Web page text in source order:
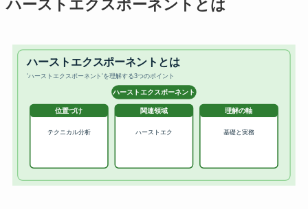
ハーストエクスポーネントとは